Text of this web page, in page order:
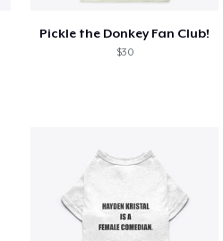
Pickle the Donkey Fan Club!
$30